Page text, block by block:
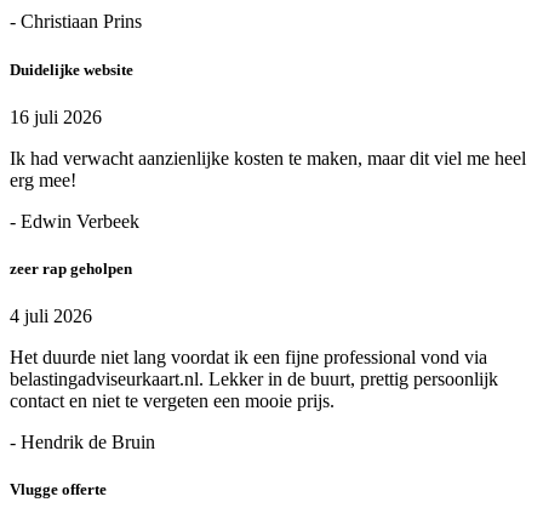
- Christiaan Prins
Duidelijke website
16 juli 2026
Ik had verwacht aanzienlijke kosten te maken, maar dit viel me heel
erg mee!
- Edwin Verbeek
zeer rap geholpen
4 juli 2026
Het duurde niet lang voordat ik een fijne professional vond via
belastingadviseurkaart.nl. Lekker in de buurt, prettig persoonlijk
contact en niet te vergeten een mooie prijs.
- Hendrik de Bruin
Vlugge offerte